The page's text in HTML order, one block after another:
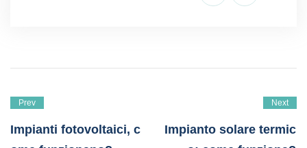
Prev
Impianti fotovoltaici, c
Next
Impianto solare termic